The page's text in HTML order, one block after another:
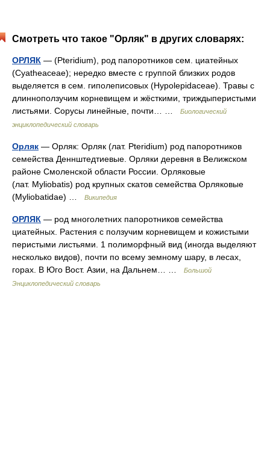
Смотреть что такое "Орляк" в других словарях:
ОРЛЯК — (Pteridium), род папоротников сем. циатейных
(Cyatheaceae); нередко вместе с группой близких родов
выделяется в сем. гиполеписовых (Hypolepidaсеае). Травы с
длинноползучим корневищем и жёсткими, триждыперистыми
листьями. Сорусы линейные, почти… …
Биологический
энциклопедический словарь
Орляк — Орляк: Орляк (лат. Pteridium) род папоротников
семейства Деннштедтиевые. Орляки деревня в Велижском
районе Смоленской области России. Орляковые
(лат. Myliobatis) род крупных скатов семейства Орляковые
(Myliobatidae) …
Википедия
ОРЛЯК — род многолетних папоротников семейства
циатейных. Растения с ползучим корневищем и кожистыми
перистыми листьями. 1 полиморфный вид (иногда выделяют
несколько видов), почти по всему земному шару, в лесах,
горах. В Юго Вост. Азии, на Дальнем… …
Большой
Энциклопедический словарь